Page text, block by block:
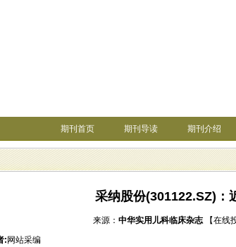
期刊首页 期刊导读 期刊介绍
采纳股份(301122.SZ)：
来源： 中华实用儿科临床杂志 【在线
: 网站采编